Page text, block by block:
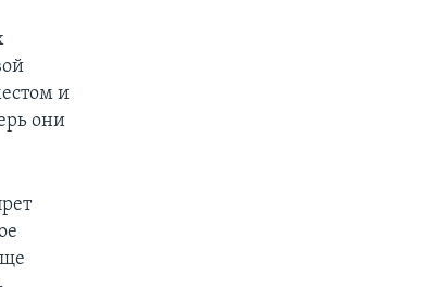
и
они